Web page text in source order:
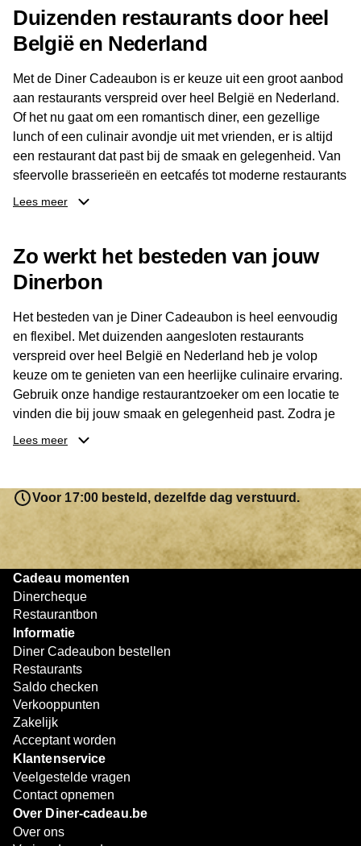
ontvanger eenvoudig een locatie kiezen die past bij de
smaak en gelegenheid. Zo geeft de Diner Cadeaubon niet
alleen een diner, maar ook een gezellig moment om
Duizenden restaurants door heel
België en Nederland
Met de Diner Cadeaubon is er keuze uit een groot aanbod
aan restaurants verspreid over heel België en Nederland.
Of het nu gaat om een romantisch diner, een gezellige
lunch of een culinair avondje uit met vrienden, er is altijd
een restaurant dat past bij de smaak en gelegenheid. Van
sfeervolle brasserieën en eetcafés tot moderne restaurants
en gastronomische locaties: er is voor ieder wat wils.
buurt, bijvoorbeeld in Brussel, Antwerpen, Gent of Brugge.
De ontvanger kiest zelf waar en wanneer er wordt genoten
van deze culinaire ervaring. Zo is de Diner Cadeaubon
niet alleen een diner, maar een bijzondere belevenis.
Lees meer
Zo werkt het besteden van jouw
Dinerbon
Het besteden van je Diner Cadeaubon is heel eenvoudig
en flexibel. Met duizenden aangesloten restaurants
verspreid over heel België en Nederland heb je volop
keuze om te genieten van een heerlijke culinaire ervaring.
Gebruik onze handige restaurantzoeker om een locatie te
vinden die bij jouw smaak en gelegenheid past. Zodra je
je keuze hebt gemaakt, kun je eenvoudig reserveren en na
resterende bedrag blijft gewoon op de bon staan en kan
later worden gebruikt. Zo geniet je keer op keer van
bijzondere eetmomenten.
Lees meer
Voor 17:00 besteld, dezelfde dag verstuurd.
Cadeau momenten
Dinercheque
Restaurantbon
Informatie
Diner Cadeaubon bestellen
Restaurants
Saldo checken
Verkooppunten
Zakelijk
Acceptant worden
Klantenservice
Veelgestelde vragen
Contact opnemen
Over Diner-cadeau.be
Over ons